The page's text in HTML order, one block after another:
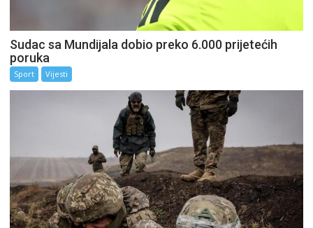
Sudac sa Mundijala dobio preko 6.000 prijetećih
poruka
Sport Vijesti